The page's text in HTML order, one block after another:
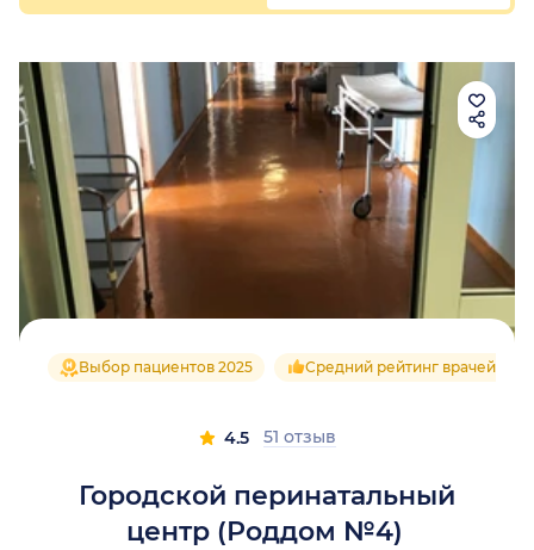
Городской перинатальный
центр (Роддом №4)
Выбор пациентов 2025 Средний рейтинг врачей 4.5
4.5 51 отзыв